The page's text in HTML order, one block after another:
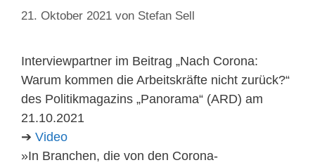
21. Oktober 2021 von Stefan Sell
Interviewpartner im Beitrag „Nach Corona:
Warum kommen die Arbeitskräfte nicht zurück?“
des Politikmagazins „Panorama“ (ARD) am
21.10.2021
➔ Video
»In Branchen, die von den Corona-